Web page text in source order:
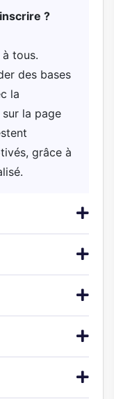
?
tous.
des bases
la
la page
grâce à